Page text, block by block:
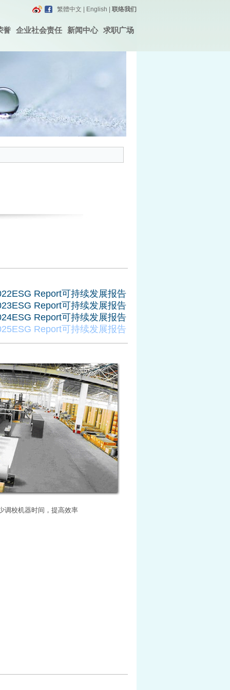
繁體中文 English 联络我们
誉 企业社会责任 新闻中心 求职广场
Report可持续发展报告
Report可持续发展报告
Report可持续发展报告
Report可持续发展报告
调校机器时间，提高效率